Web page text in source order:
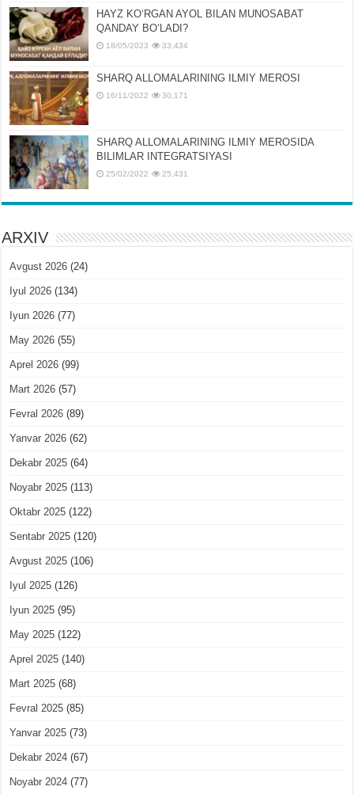
HAYZ KOʻRGAN AYOL BILAN MUNOSABAT
QANDAY BOʻLADI?
18/05/2023 33,434
SHARQ ALLOMALARINING ILMIY MEROSI
16/11/2022 30,171
SHARQ ALLOMALARINING ILMIY MЕROSIDA
BILIMLAR INTЕGRATSIYASI
25/02/2022 25,431
ARXIV
Avgust 2026 (24)
Iyul 2026 (134)
Iyun 2026 (77)
May 2026 (55)
Aprel 2026 (99)
Mart 2026 (57)
Fevral 2026 (89)
Yanvar 2026 (62)
Dekabr 2025 (64)
Noyabr 2025 (113)
Oktabr 2025 (122)
Sentabr 2025 (120)
Avgust 2025 (106)
Iyul 2025 (126)
Iyun 2025 (95)
May 2025 (122)
Aprel 2025 (140)
Mart 2025 (68)
Fevral 2025 (85)
Yanvar 2025 (73)
Dekabr 2024 (67)
Noyabr 2024 (77)